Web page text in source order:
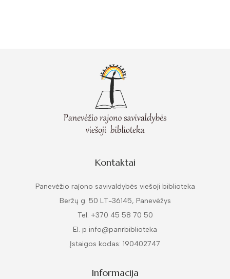
Kontaktai
Panevėžio rajono savivaldybės viešoji biblioteka
Beržų g. 50 LT-36145, Panevėžys
Tel. +370 45 58 70 50
El. p info@panrbiblioteka
Įstaigos kodas: 190402747
Informacija